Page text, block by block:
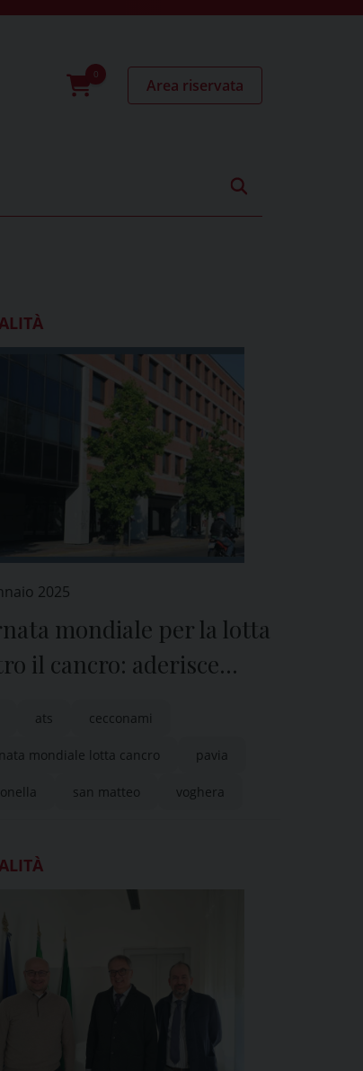
0
Area riservata
2025
mondiale per la lotta
il cancro: aderisce
ats cecconami
mondiale lotta cancro pavia
san matteo voghera